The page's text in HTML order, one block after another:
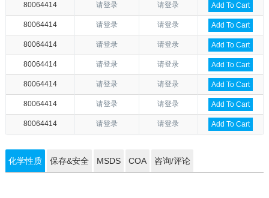
80064414 请登录 请登录 Add To Cart
80064414 请登录 请登录 Add To Cart
80064414 请登录 请登录 Add To Cart
80064414 请登录 请登录 Add To Cart
80064414 请登录 请登录 Add To Cart
80064414 请登录 请登录 Add To Cart
80064414 请登录 请登录 Add To Cart
化学性质 保存&安全 MSDS COA 咨询/评论